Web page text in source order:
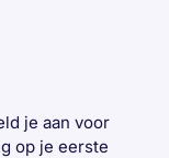
je aan voor
op je eerste